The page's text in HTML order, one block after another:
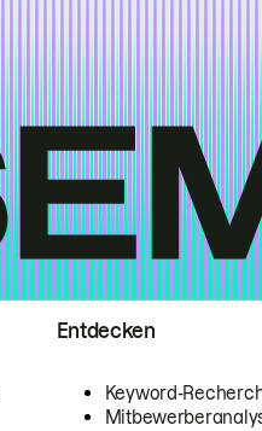
Entdecken
Keyword-